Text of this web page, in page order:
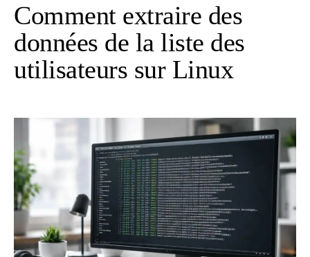
Comment extraire des
données de la liste des
utilisateurs sur Linux